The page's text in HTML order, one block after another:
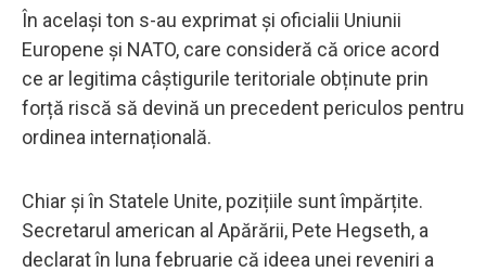
În același ton s-au exprimat și oficialii Uniunii
Europene și NATO, care consideră că orice acord
ce ar legitima câștigurile teritoriale obținute prin
forță riscă să devină un precedent periculos pentru
ordinea internațională.
Chiar și în Statele Unite, pozițiile sunt împărțite.
Secretarul american al Apărării, Pete Hegseth, a
declarat în luna februarie că ideea unei reveniri a